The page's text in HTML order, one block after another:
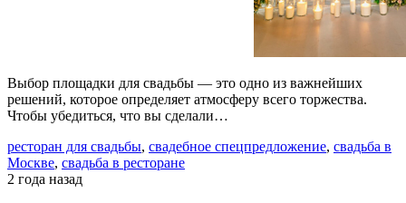
Выбор площадки для свадьбы — это одно из важнейших
решений, которое определяет атмосферу всего торжества.
Чтобы убедиться, что вы сделали…
ресторан для свадьбы, свадебное спецпредложение, свадьба в
Москве, свадьба в ресторане
2 года назад